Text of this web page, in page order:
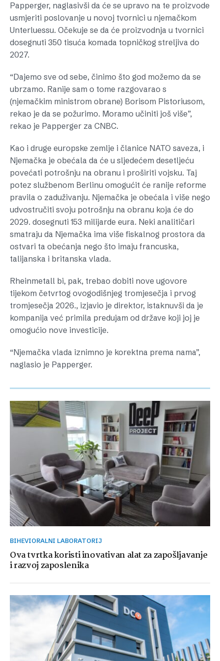
Papperger, naglasivši da će se upravo na te proizvode
usmjeriti poslovanje u novoj tvornici u njemačkom
Unterluessu. Očekuje se da će proizvodnja u tvornici
dosegnuti 350 tisuća komada topničkog streljiva do
2027.
“Dajemo sve od sebe, činimo što god možemo da se
ubrzamo. Ranije sam o tome razgovarao s
(njemačkim ministrom obrane) Borisom Pistoriusom,
rekao je da se požurimo. Moramo učiniti još više”,
rekao je Papperger za CNBC.
Kao i druge europske zemlje i članice NATO saveza, i
Njemačka je obećala da će u sljedećem desetljeću
povećati potrošnju na obranu i proširiti vojsku. Taj
potez službenom Berlinu omogućit će ranije reforme
pravila o zaduživanju. Njemačka je obećala i više nego
udvostručiti svoju potrošnju na obranu koja će do
2029. dosegnuti 153 milijarde eura. Neki analitičari
smatraju da Njemačka ima više fiskalnog prostora da
ostvari ta obećanja nego što imaju francuska,
talijanska i britanska vlada.
Rheinmetall bi, pak, trebao dobiti nove ugovore
tijekom četvrtog ovogodišnjeg tromjesečja i prvog
tromjesečja 2026., izjavio je direktor, istaknuvši da je
kompanija već primila predujam od države koji joj je
omogućio nove investicije.
“Njemačka vlada iznimno je korektna prema nama”,
naglasio je Papperger.
BIHEVIORALNI LABORATORIJ
Ova tvrtka koristi inovativan alat za zapošljavanje
i razvoj zaposlenika